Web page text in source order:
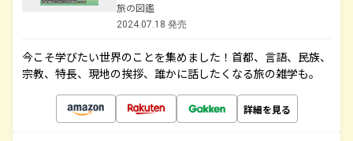
旅の図鑑
2024.07.18 発売
今こそ学びたい世界のことを集めました！首都、言語、民族、
宗教、特長、現地の挨拶、誰かに話したくなる旅の雑学も。
詳細を見る